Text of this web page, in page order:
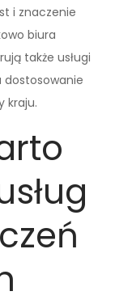
i znaczenie
biura
także usługi
dostosowanie
kraju.